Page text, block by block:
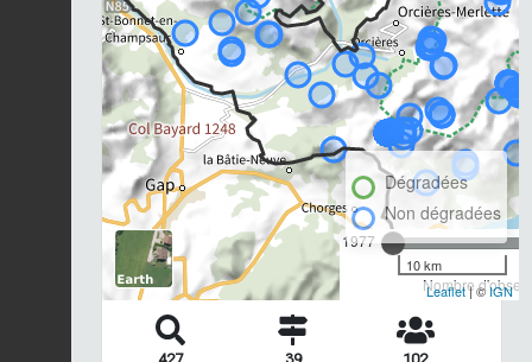
1977
Nombre
Dégradées
Non dégradées
10 km
Leaflet| ©IGN